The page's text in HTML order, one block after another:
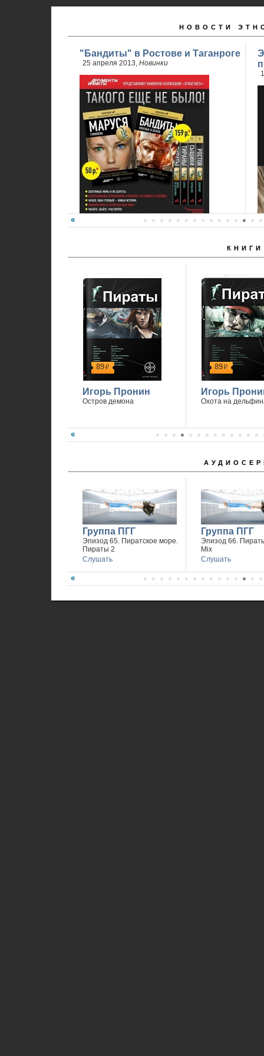
НОВОСТИ
"Бандиты" в Ростове и Таганроге
25 апреля 2013, Новинки
24 апреля стартовали продажи 2 книги
КНИГИ
89р
Игорь Пронин
Остров демона
89р
Игорь
Охота на
Группа ПГГ
Эпизод 65. Пиратское море.
Пираты 2
Слушать
Группа ПГГ
Эпизод 66.
Mix
Слушать